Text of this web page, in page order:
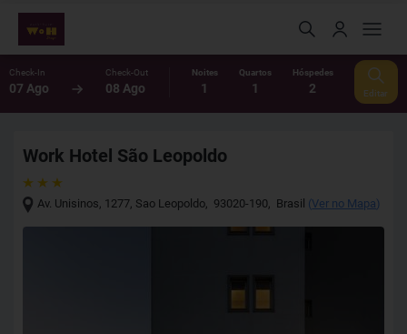
Check-In
07 Ago
Check-Out
08 Ago
Noites
1
Quartos
1
Hóspedes
2 Editar
Work Hotel São Leopoldo
Av. Unisinos, 1277, Sao Leopoldo, 93020-190, Brasil (Ver no Mapa)